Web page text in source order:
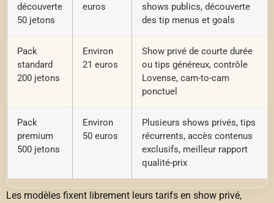
découverte
50 jetons
euros
shows publics, découverte
des tip menus et goals
Pack
standard
200 jetons
Environ
21 euros
Show privé de courte durée
ou tips généreux, contrôle
Lovense, cam-to-cam
ponctuel
Pack
premium
500 jetons
Environ
50 euros
Plusieurs shows privés, tips
récurrents, accès contenus
exclusifs, meilleur rapport
qualité-prix
Les modèles fixent librement leurs tarifs en show privé,